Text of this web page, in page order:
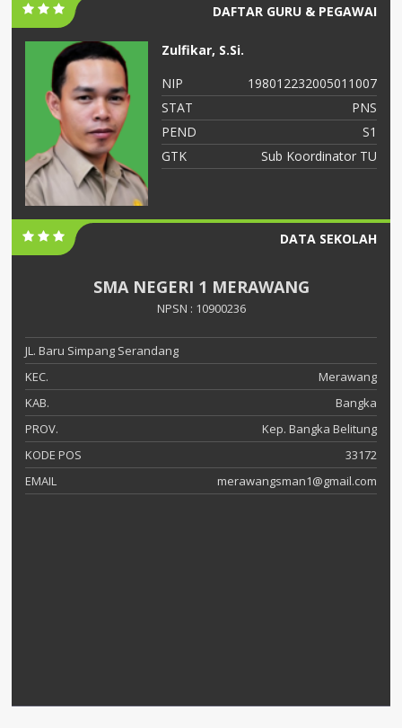
DAFTAR GURU & PEGAWAI
Zulfikar, S.Si.
NIP
198012232005011007
STAT
PNS
PEND
S1
GTK
Sub Koordinator TU
DATA SEKOLAH
SMA NEGERI 1 MERAWANG
NPSN : 10900236
JL. Baru Simpang Serandang
KEC.
Merawang
KAB.
Bangka
PROV.
Kep. Bangka Belitung
KODE POS
33172
EMAIL
merawangsman1@gmail.com